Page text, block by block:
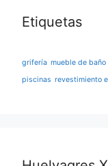
Etiquetas
grifería mueble de baño
piscinas revestimiento